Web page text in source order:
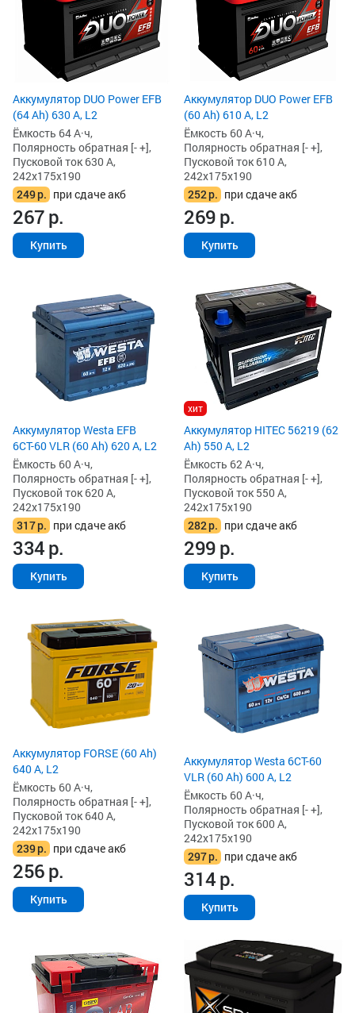
Аккумулятор DUO Power EFB
(64 Ah) 630 А, L2
Ёмкость 64 А·ч,
Полярность обратная [- +],
Пусковой ток 630 А,
242x175x190
249р. при сдаче акб
267р.
Купить
Аккумулятор DUO Power EFB
(60 Ah) 610 А, L2
Ёмкость 60 А·ч,
Полярность обратная [- +],
Пусковой ток 610 А,
242x175x190
252р. при сдаче акб
269р.
Купить
Аккумулятор Westa EFB
6СТ-60 VLR (60 Ah) 620 А, L2
Ёмкость 60 А·ч,
Полярность обратная [- +],
Пусковой ток 620 А,
242x175x190
317р. при сдаче акб
334р.
Купить
хит
Аккумулятор HITEC 56219 (62
Ah) 550 А, L2
Ёмкость 62 А·ч,
Полярность обратная [- +],
Пусковой ток 550 А,
242x175x190
282р. при сдаче акб
299р.
Купить
Аккумулятор FORSE (60 Ah)
640 А, L2
Ёмкость 60 А·ч,
Полярность обратная [- +],
Пусковой ток 640 А,
242x175x190
239р. при сдаче акб
256р.
Купить
Аккумулятор Westa 6СТ-60
VLR (60 Ah) 600 А, L2
Ёмкость 60 А·ч,
Полярность обратная [- +],
Пусковой ток 600 А,
242x175x190
297р. при сдаче акб
314р.
Купить